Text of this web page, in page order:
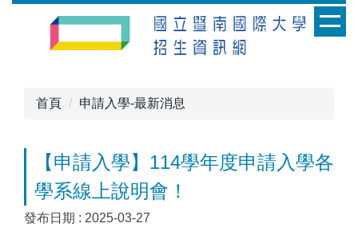
首頁 申請入學-最新消息
【申請入學】114學年度申請入學各
學系線上說明會！
發布日期 : 2025-03-27